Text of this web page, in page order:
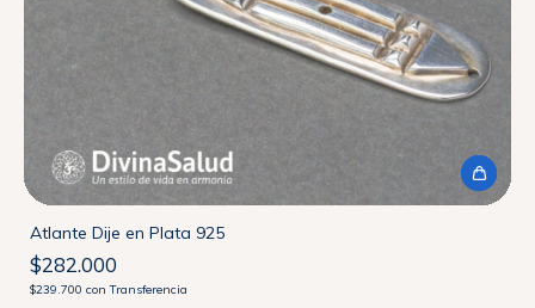
Atlante Dije en Plata 925
$282.000
$239.700 con Transferencia